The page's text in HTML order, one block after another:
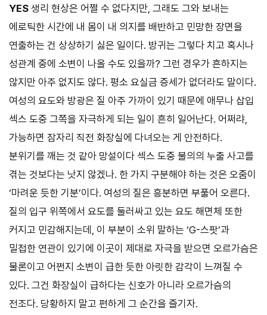
YES 생리 현상은 어쩔 수 없다지만, 그래도 그와 보내는
에로틱한 시간에 내 몸이 내 의지를 배반하고 민망한 장면을
연출하는 건 상상하기 싫은 일이다. 방귀는 그렇다 치고 혹시나
성관계 중에 소변이 나올 수도 있을까? 그런 경우가 흔하지는
않지만 아주 없지도 않다. 평소 요실금 증세가 없더라도 말이다.
여성의 요도와 방광은 질 아주 가까이 있기 때문에 애무나 삽입
섹스 도중 그쪽을 자극하게 되는 일이 흔히 일어난다. 어쩌랴,
가능하면 잠자리 직전 화장실에 다녀오는 게 안전하다.
분위기를 깨는 것 같아 망설이다 섹스 도중 불의의 누출 사고를
겪는 것보다는 낫지 않겠나. 한 가지 구분해야 하는 것은 오줌이
‘마려운 듯한 기분’이다. 여성의 질은 흥분하면 부풀어 오른다.
질의 입구 위쪽에서 요도를 둘러싸고 있는 요도 해면체 또한
커지고 민감해지는데, 이 부분이 소위 말하는 ‘G-스팟’과
밀접한 연관이 있기에 이곳이 제대로 자극을 받으면 오르가슴은
물론이고 어쩐지 소변이 급한 듯한 아릿한 감각이 느껴질 수
있다. 그건 화장실이 급하다는 신호가 아니라 오르가슴의
전조다. 당황하지 말고 편하게 그 순간을 즐기자.